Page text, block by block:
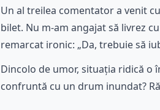
Un al treilea comentator a venit
bilet. Nu m-am angajat să livrez
remarcat ironic: „Da, trebuie să
Dincolo de umor, situația ridică o
confruntă cu un drum inundat?